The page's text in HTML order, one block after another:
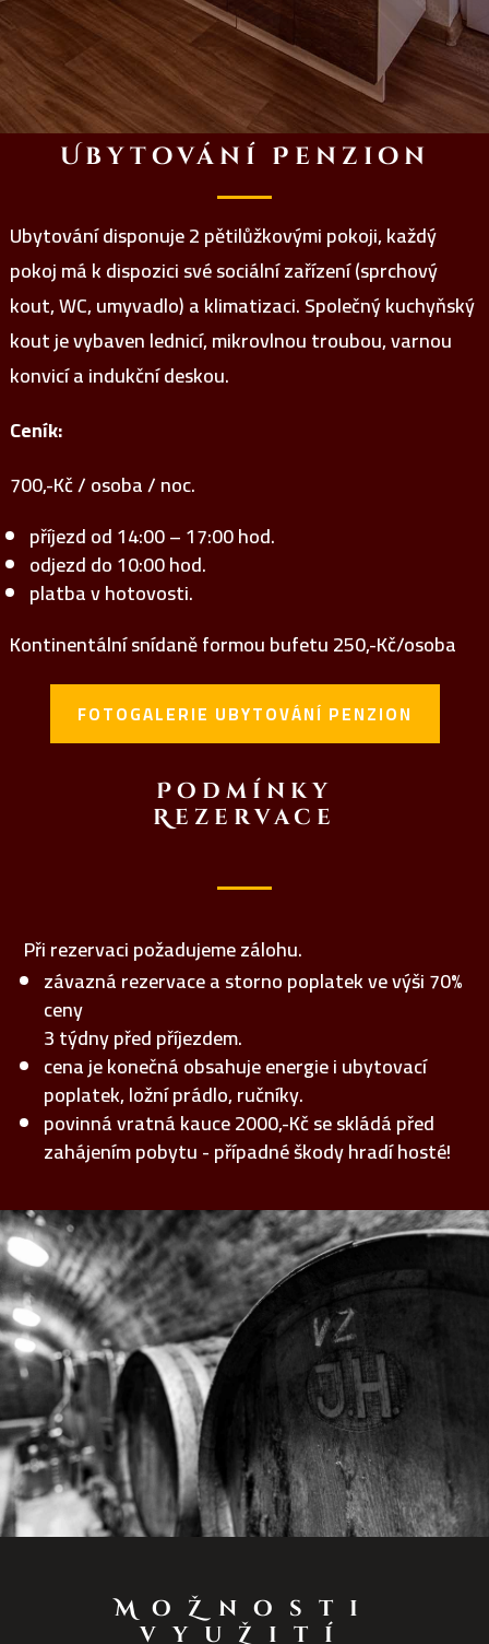
Ubytování Penzion
Ubytování disponuje 2 pětilůžkovými pokoji, každý
pokoj má k dispozici své sociální zařízení (sprchový
kout, WC, umyvadlo) a klimatizaci. Společný kuchyňský
kout je vybaven lednicí, mikrovlnou troubou, varnou
konvicí a indukční deskou.
Ceník:
700,-Kč / osoba / noc.
příjezd od 14:00 – 17:00 hod.
odjezd do 10:00 hod.
platba v hotovosti.
Kontinentální snídaně formou bufetu 250,-Kč/osoba
FOTOGALERIE UBYTOVÁNÍ PENZION
Podmínky
Rezervace
Při rezervaci požadujeme zálohu.
závazná rezervace a storno poplatek ve výši 70%
ceny
3 týdny před příjezdem.
cena je konečná obsahuje energie i ubytovací
poplatek, ložní prádlo, ručníky.
povinná vratná kauce 2000,-Kč se skládá před
zahájením pobytu -případné škody hradí hosté!
MoŽnosti
vyuŽití